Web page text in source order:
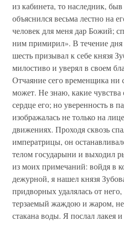
из кабинета, то наследник,
объяснился весьма лестно на
человек для меня дар Божий;
ним примирил». В течение дня
шесть призывал к себе князя
милостиво и уверял в своем
Отчаяние сего временщика ни
может. Не знаю, какие чувства
сердце его; но уверенность в
изображалась не только на
движениях. Проходя сквозь
императрицы, он
телом государыни и выходил
из моих примечаний: войдя в
дежурной, я нашел князя
придворных удалялась от
терзаемый жаждою и жаром,
стакана воды. Я послал лакея